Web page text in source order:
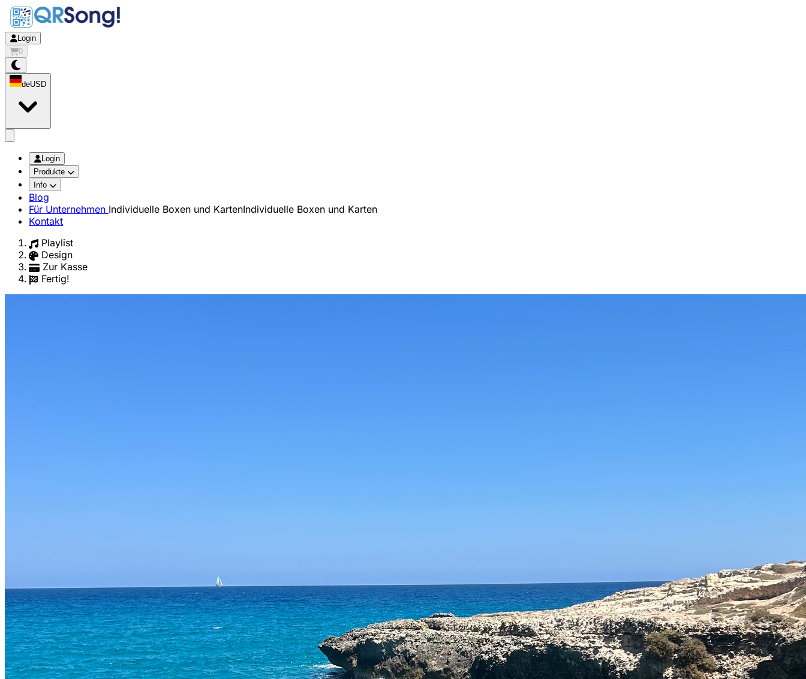
Login
0
deUSD
Login
Produkte
Info
Blog
Für Unternehmen Individuelle Boxen und KartenIndividuelle Boxen und Karten
Kontakt
Playlist
Design
Zur Kasse
Fertig!